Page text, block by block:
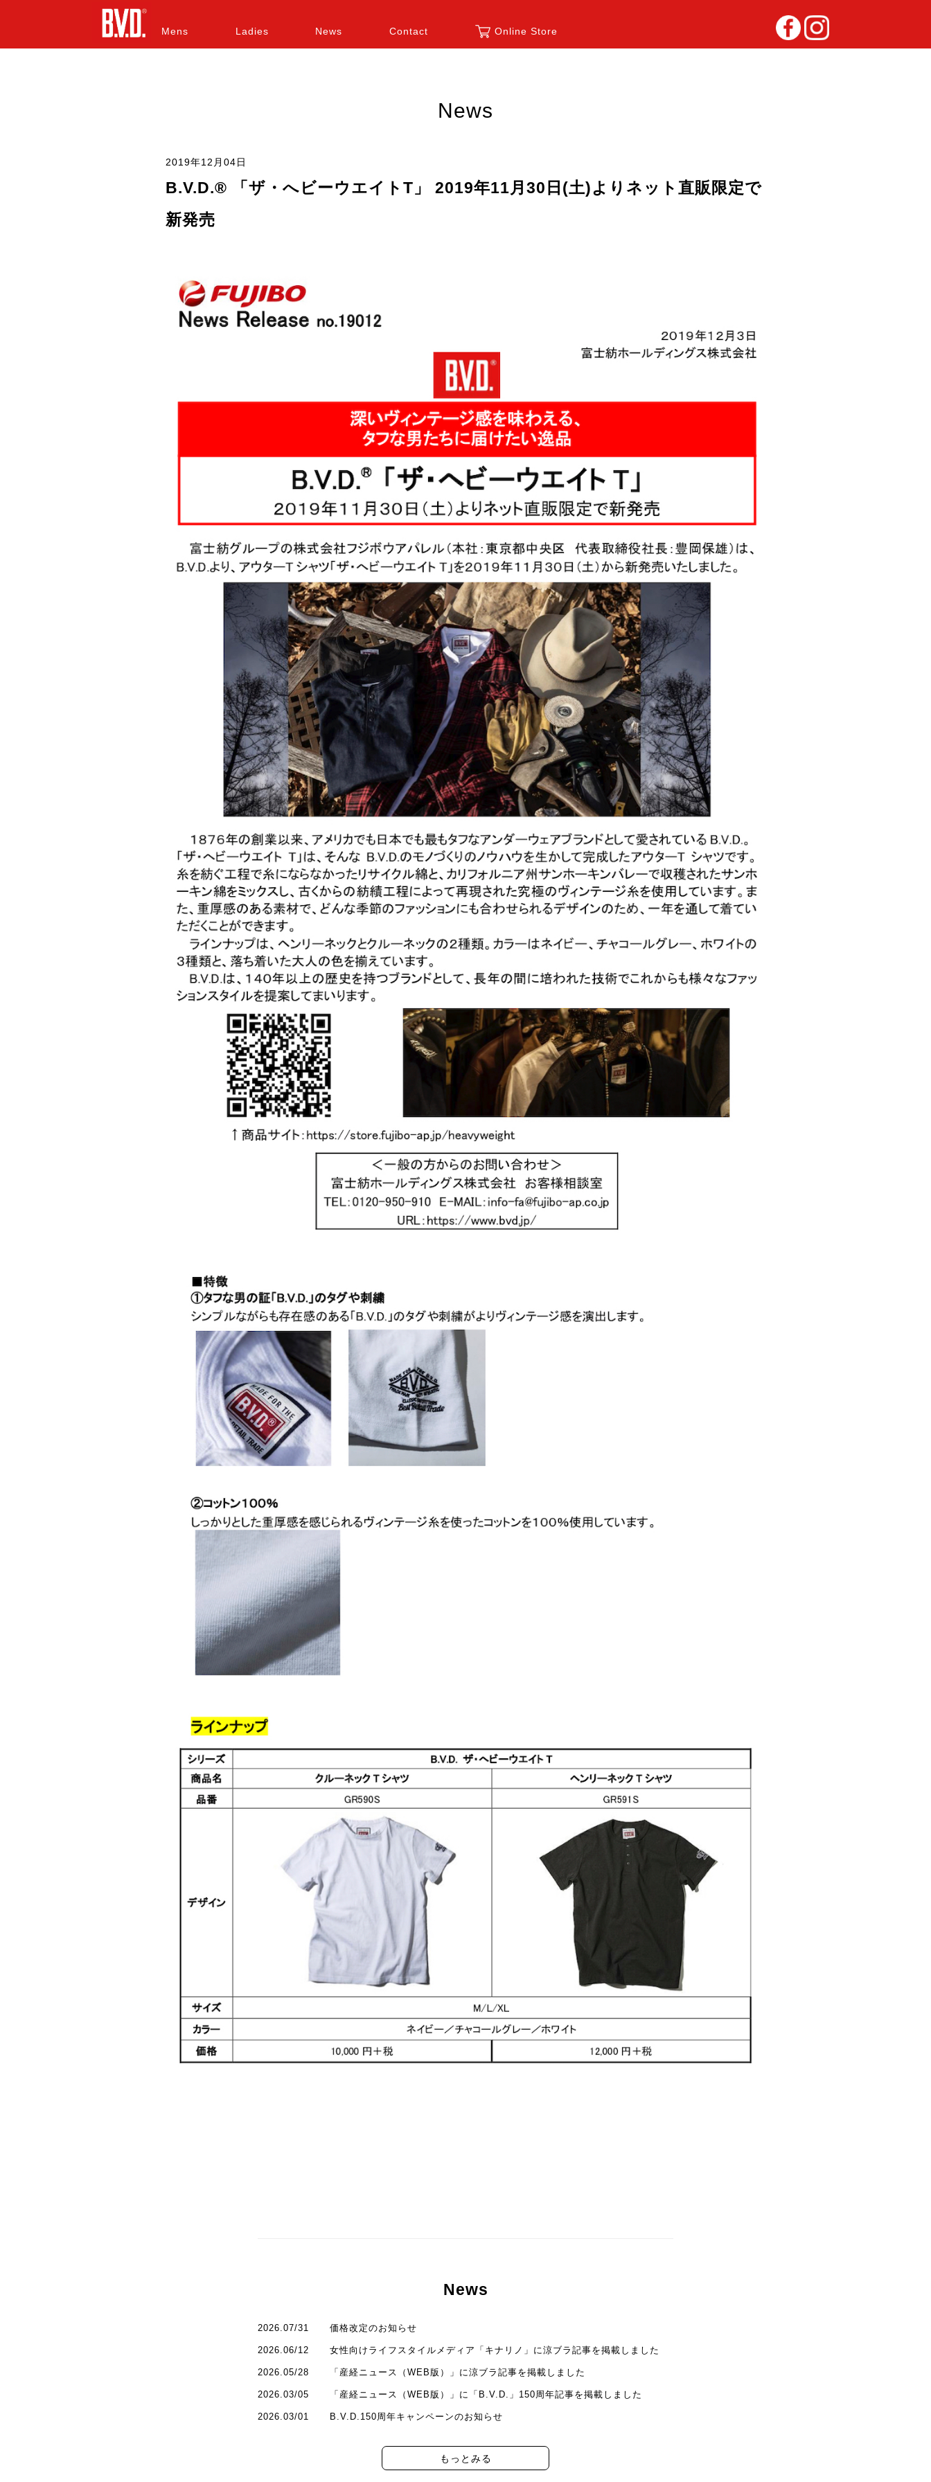
Mens Ladies News Contact Online Store
News
2019年12月04日
B.V.D.® 「ザ・へビーウエイトT」 2019年11月30日(土)よりネット直販限定で
新発売
News
2026.07/31 価格改定のお知らせ
2026.06/12 女性向けライフスタイルメディア「キナリノ」に涼ブラ記事を掲載しました
2026.05/28 「産経ニュース（WEB版）」に涼ブラ記事を掲載しました
2026.03/05 「産経ニュース（WEB版）」に「B.V.D.」150周年記事を掲載しました
2026.03/01 B.V.D.150周年キャンペーンのお知らせ
もっとみる